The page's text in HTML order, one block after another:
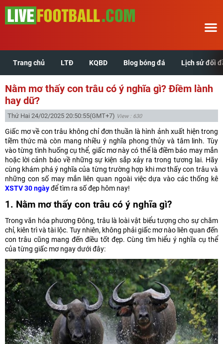
Trang chủ LTĐ KQBD Blog bóng đá Lịch sử đối
Nằm mơ thấy con trâu có ý nghĩa gì? Điềm lành
hay dữ?
Thứ Hai 24/02/2025 20:50:55(GMT+7) View : 630
Giấc mơ về con trâu không chỉ đơn thuần là hình ảnh xuất hiện trong
tiềm thức mà còn mang nhiều ý nghĩa phong thủy và tâm linh. Tùy
vào từng tình huống cụ thể, giấc mơ này có thể là điềm báo may mắn
hoặc lời cảnh báo về những sự kiện sắp xảy ra trong tương lai. Hãy
cùng khám phá ý nghĩa của từng trường hợp khi mơ thấy con trâu và
những con số may mắn liên quan ngoài việc dựa vào các thống kê
XSTV 30 ngàyđể tìm ra số đẹp hôm nay!
1. Nằm mơ thấy con trâu có ý nghĩa gì?
Trong văn hóa phương Đông, trâu là loài vật biểu tượng cho sự chăm
chỉ, kiên trì và tài lộc. Tuy nhiên, không phải giấc mơ nào liên quan đến
con trâu cũng mang đến điều tốt đẹp. Cùng tìm hiểu ý nghĩa cụ thể
của từng giấc mơ ngay dưới đây:
Trang chủ
LTĐ
KQBD
Blog bóng đá
Lịch sử đối đầu